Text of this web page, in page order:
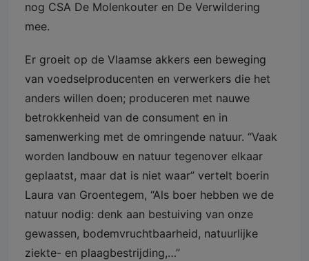
nog CSA De Molenkouter en De Verwildering
mee.
Er groeit op de Vlaamse akkers een beweging
van voedselproducenten en verwerkers die het
anders willen doen; produceren met nauwe
betrokkenheid van de consument en in
samenwerking met de omringende natuur. “Vaak
worden landbouw en natuur tegenover elkaar
geplaatst, maar dat is niet waar” vertelt boerin
Laura van Groentegem, “Als boer hebben we de
natuur nodig: denk aan bestuiving van onze
gewassen, bodemvruchtbaarheid, natuurlijke
ziekte- en plaagbestrijding,…”